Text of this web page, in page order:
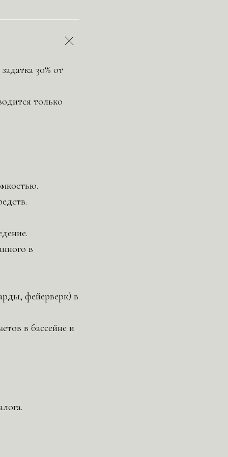
30% от
только
в
фейерверк) в
в бассейне и